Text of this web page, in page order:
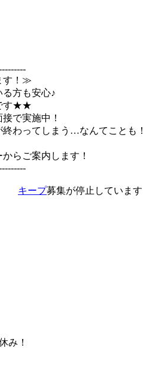
す！≫
方も安心♪
す★★
で実施中！
わってしまう…なんてことも！
らご案内します！
キープ募集が停止しています
み！